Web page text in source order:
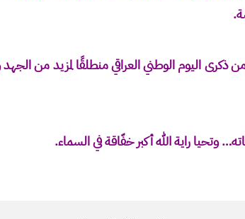
ذكرى اليوم الوطني العراقي منطلقًا لمزيد من
راية الله أكبر خفّاقة في السماء.